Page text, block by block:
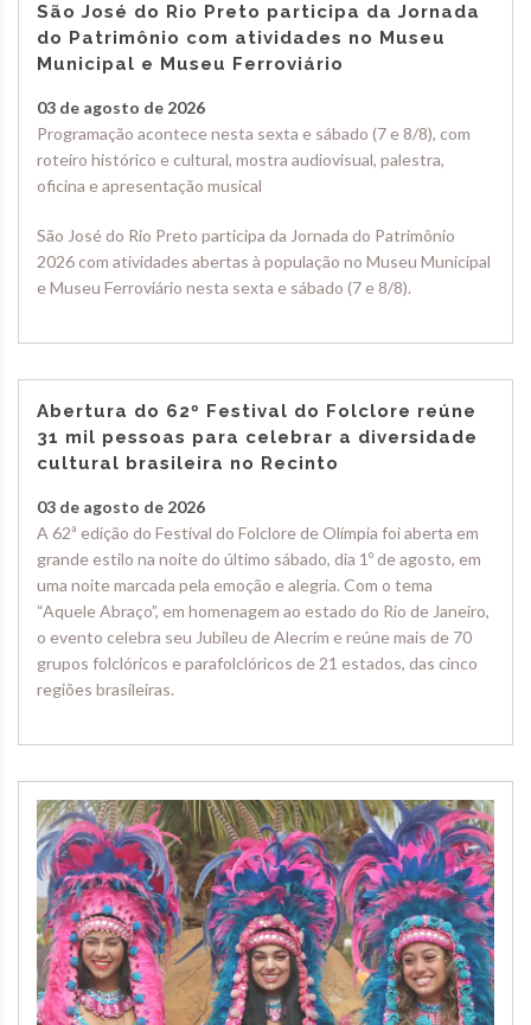
São José do Rio Preto participa da Jornada
do Patrimônio com atividades no Museu
Municipal e Museu Ferroviário
03 de agosto de 2026
Programação acontece nesta sexta e sábado (7 e 8/8), com
roteiro histórico e cultural, mostra audiovisual, palestra,
oficina e apresentação musical
São José do Rio Preto participa da Jornada do Patrimônio
2026 com atividades abertas à população no Museu Municipal
e Museu Ferroviário nesta sexta e sábado (7 e 8/8).
Abertura do 62º Festival do Folclore reúne
31 mil pessoas para celebrar a diversidade
cultural brasileira no Recinto
03 de agosto de 2026
A 62ª edição do Festival do Folclore de Olímpia foi aberta em
grande estilo na noite do último sábado, dia 1º de agosto, em
uma noite marcada pela emoção e alegria. Com o tema
“Aquele Abraço”, em homenagem ao estado do Rio de Janeiro,
o evento celebra seu Jubileu de Alecrim e reúne mais de 70
grupos folclóricos e parafolclóricos de 21 estados, das cinco
regiões brasileiras.